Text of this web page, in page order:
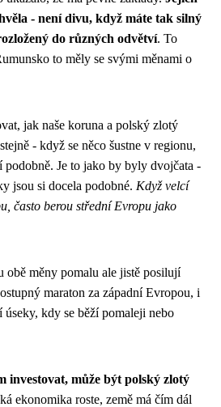
- není divu, když máte tak silný
do různých odvětví. To
to měly se svými měnami o
jak naše koruna a polský zlotý
- když se něco šustne v regionu,
podobně. Je to jako by byly dvojčata -
jsou si docela podobné. Když velcí
často berou střední Evropu jako
obě měny pomalu ale jistě posilují
maraton za západní Evropou, i
kdy se běží pomaleji nebo
investovat, může být polský zlotý
ekonomika roste, země má čím dál